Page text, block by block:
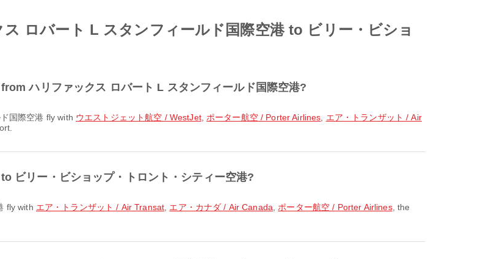
ロバート L スタンフィールド国際空港 to ビリー・ビショ
ハリファックス ロバート L スタンフィールド国際空港?
国際空港 fly with ウエストジェット航空 / WestJet, ポーター航空 / Porter Airlines
エア・トランザット / Air
リー・ビショップ・トロント・シティー空港?
fly with エア・トランザット / Air Transat エア・カナダ / Air Canada ポーター航空 / Porter Airlines, the